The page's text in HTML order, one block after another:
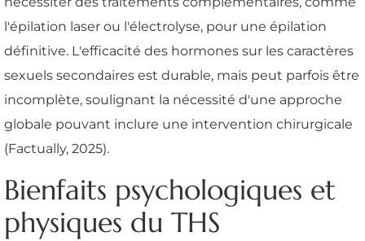
l'épilation laser ou l'électrolyse, pour une épilation
définitive. L'efficacité des hormones sur les caractères
sexuels secondaires est durable, mais peut parfois être
incomplète, soulignant la nécessité d'une approche
globale pouvant inclure une intervention chirurgicale
(Factually, 2025).
Bienfaits psychologiques et
physiques du THS